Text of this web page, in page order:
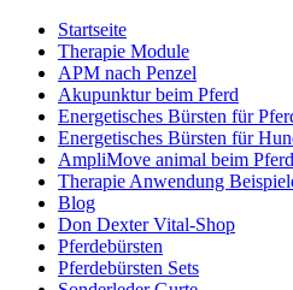
Startseite
Therapie Module
APM nach Penzel
Akupunktur beim Pferd
Energetisches Bürsten für
Energetisches Bürsten für
AmpliMove animal beim Pferd
Therapie Anwendung
Blog
Don Dexter Vital-Shop
Pferdebürsten
Pferdebürsten Sets